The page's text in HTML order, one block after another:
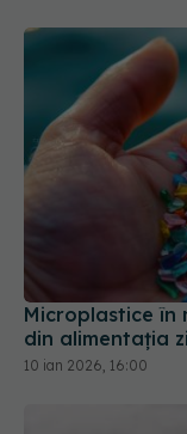
Microplastice în
din alimentația
10 ian 2026, 16:00